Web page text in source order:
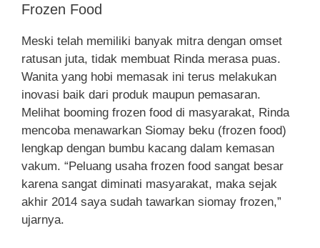
Frozen Food
Meski telah memiliki banyak mitra dengan omset
ratusan juta, tidak membuat Rinda merasa puas.
Wanita yang hobi memasak ini terus melakukan
inovasi baik dari produk maupun pemasaran.
Melihat booming frozen food di masyarakat, Rinda
mencoba menawarkan Siomay beku (frozen food)
lengkap dengan bumbu kacang dalam kemasan
vakum. “Peluang usaha frozen food sangat besar
karena sangat diminati masyarakat, maka sejak
akhir 2014 saya sudah tawarkan siomay frozen,”
ujarnya.